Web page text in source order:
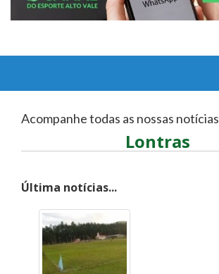
Acompanhe todas as nossas notícias
Lontras
Última notícias...